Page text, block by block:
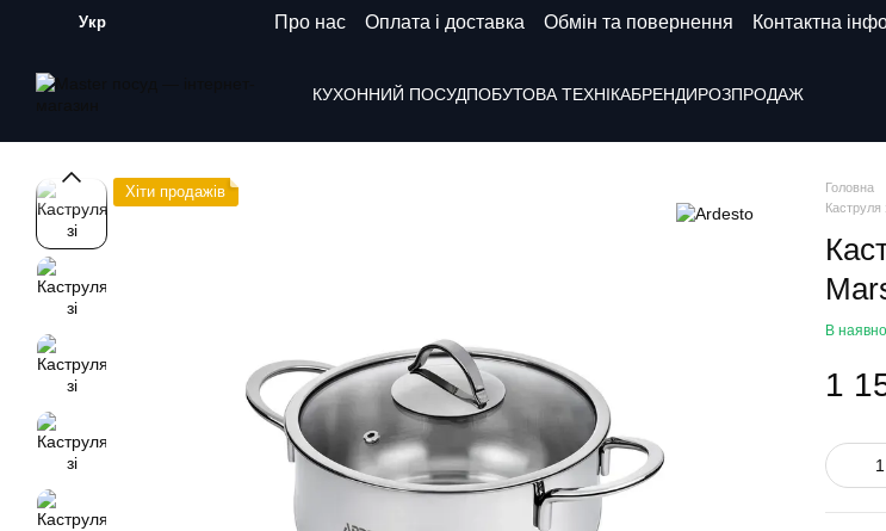
Перейти до основного контенту
Укр Про нас Оплата і доставка Обмін та повернення Контактна
КУХОННИЙ ПОСУДПОБУТОВА ТЕХНІКАБРЕНДИРОЗПРОДАЖ
Хіти продажiв Головна
В
1